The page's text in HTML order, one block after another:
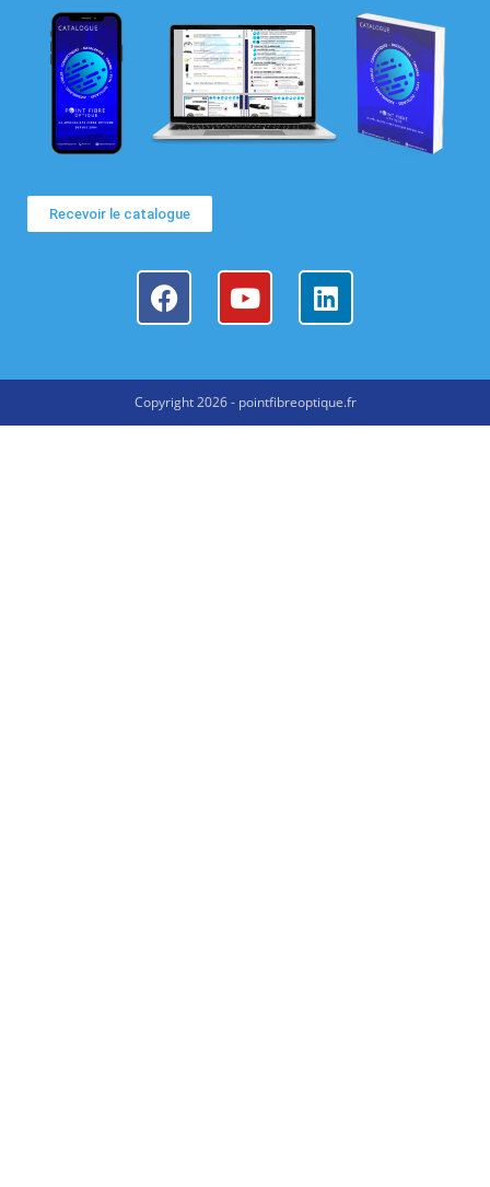
Recevoir le catalogue
Copyright 2026 - pointfibreoptique.fr